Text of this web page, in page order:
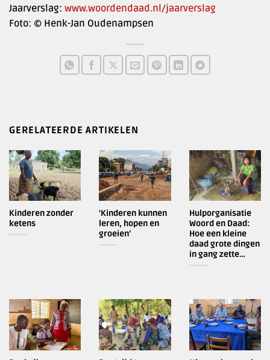
Jaarverslag: www.woordendaad.nl/jaarverslag
Foto: © Henk-Jan Oudenampsen
GERELATEERDE ARTIKELEN
Kinderen zonder
ketens
‘Kinderen kunnen
leren, hopen en
groeien’
Hulporganisatie
Woord en Daad:
Hoe een kleine
daad grote dingen
in gang zette…